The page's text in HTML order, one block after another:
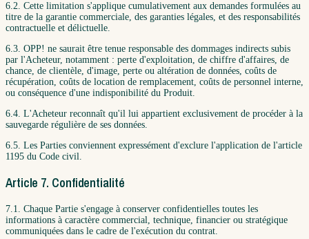
6.2. Cette limitation s'applique cumulativement aux demandes formulées au
titre de la garantie commerciale, des garanties légales, et des responsabilités
contractuelle et délictuelle.
6.3. OPP! ne saurait être tenue responsable des dommages indirects subis
par l'Acheteur, notamment : perte d'exploitation, de chiffre d'affaires, de
chance, de clientèle, d'image, perte ou altération de données, coûts de
récupération, coûts de location de remplacement, coûts de personnel interne,
ou conséquence d'une indisponibilité du Produit.
6.4. L'Acheteur reconnaît qu'il lui appartient exclusivement de procéder à la
sauvegarde régulière de ses données.
6.5. Les Parties conviennent expressément d'exclure l'application de l'article
1195 du Code civil.
Article 7. Confidentialité
7.1. Chaque Partie s'engage à conserver confidentielles toutes les
informations à caractère commercial, technique, financier ou stratégique
communiquées dans le cadre de l'exécution du contrat.